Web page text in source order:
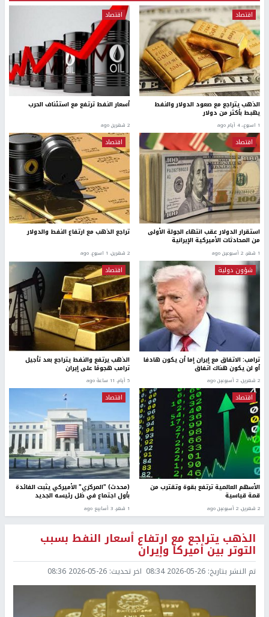
اقتصاد
الذهب يتراجع مع صعود الدولار والنفط
يهبط بأكثر من دولار
1 اسبوع.، 4 أيام ago
اقتصاد
أسعار النفط ترتفع مع استئناف الحرب
2 شهرين ago
اقتصاد
استقرار الدولار عقب انتهاء الجولة الأولى
من المحادثات الأميركية الإيرانية
1 شهر، 2 أسبوعين ago
اقتصاد
تراجع الذهب مع ارتفاع النفط والدولار
2 شهرين، 1 اسبوع. ago
شؤون دولية
ترامب: الاتفاق مع إيران إما أن يكون هادفا
أو لن يكون هناك اتفاق
2 شهرين، 2 أسبوعين ago
اقتصاد
الذهب يرتفع والنفط يتراجع بعد تأجيل
ترامب هجومًا على إيران
5 أيام، 11 ساعة ago
اقتصاد
الأسهم العالمية ترتفع بقوة وتقترب من
قمة قياسية
2 شهرين، 2 أسبوعين ago
اقتصاد
(محدث) "المركزي" الأميركي يثبت الفائدة
بأول اجتماع في ظل رئيسه الجديد
1 شهر، 3 أسابيع ago
الذهب يتراجع مع ارتفاع أسعار النفط بسبب
التوتر بين أميركا وإيران
تم النشر بتاريخ: 2026-05-26 08:34 اخر تحديث: 2026-05-26 08:36